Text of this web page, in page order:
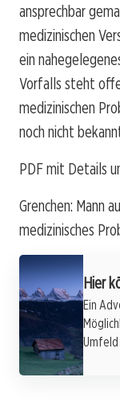
ansprechbar
medizinischen
ein
Vorfalls steht
medizinischen
noch nicht
PDF mit Details
Grenchen: Mann
medizinisches
Hier
Ein